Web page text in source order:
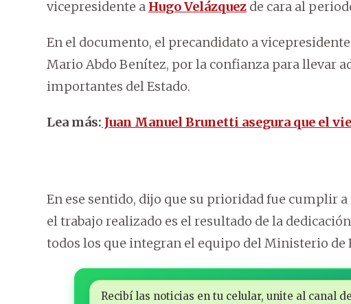
vicepresidente a Hugo Velázquez de cara al
En el documento, el precandidato a
Mario Abdo Benítez, por la confianza para llevar
importantes del Estado.
Lea más: Juan Manuel Brunetti asegura que el
En ese sentido, dijo que su prioridad fue cumplir a
el trabajo realizado es el resultado de la
todos los que integran el equipo del Ministerio de
Recibí las noticias en tu celular, unite al canal